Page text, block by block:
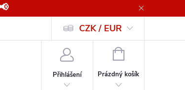
podmínky pro kupující společnosti
CZK / EUR
Přihlášení
NÁKUPNÍ
Prázdný košík